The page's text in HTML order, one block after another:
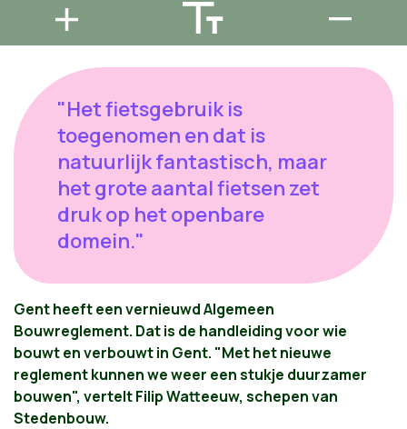
"Het fietsgebruik is
toegenomen en dat is
natuurlijk fantastisch, maar
het grote aantal fietsen zet
druk op het openbare
domein."
Gent heeft een vernieuwd Algemeen
Bouwreglement. Dat is de handleiding voor wie
bouwt en verbouwt in Gent. "Met het nieuwe
reglement kunnen we weer een stukje duurzamer
bouwen", vertelt Filip Watteeuw, schepen van
Stedenbouw.